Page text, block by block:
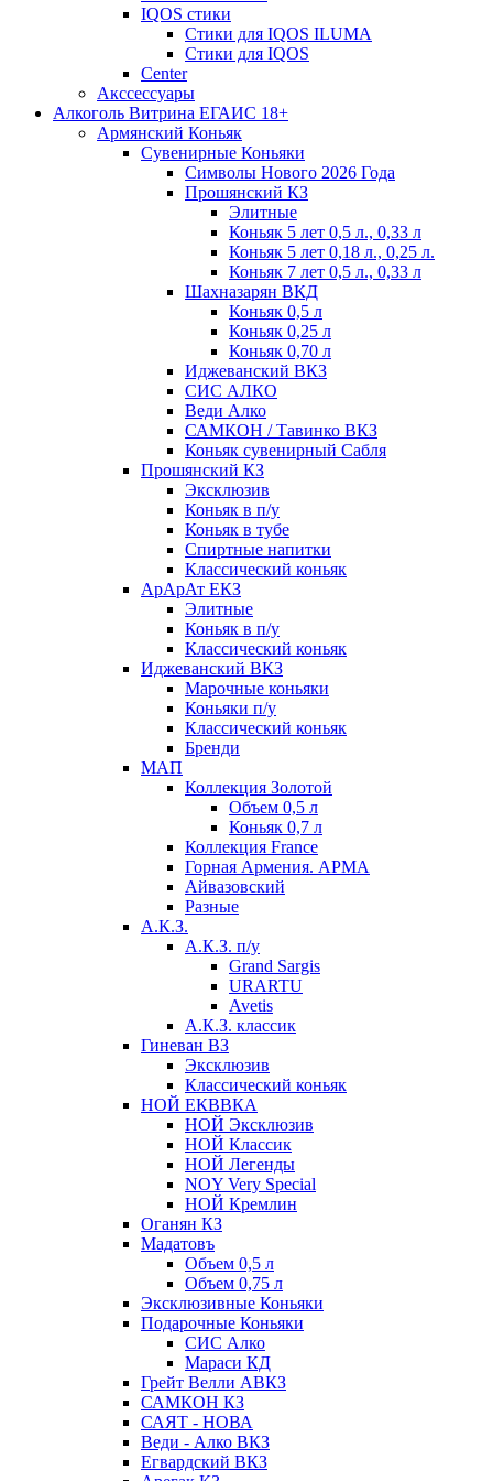
IQOS стики
Стики для IQOS ILUMA
Стики для IQOS
Сenter
Акссессуары
Алкоголь Витрина ЕГАИС 18+
Армянский Коньяк
Сувенирные Коньяки
Символы Нового 2026 Года
Прошянский КЗ
Элитные
Коньяк 5 лет 0,5 л., 0,33 л
Коньяк 5 лет 0,18 л., 0,25 л.
Коньяк 7 лет 0,5 л., 0,33 л
Шахназарян ВКД
Коньяк 0,5 л
Коньяк 0,25 л
Коньяк 0,70 л
Иджеванский ВКЗ
СИС АЛКО
Веди Алко
САМКОН / Тавинко ВКЗ
Коньяк сувенирный Сабля
Прошянский КЗ
Эксклюзив
Коньяк в п/у
Коньяк в тубе
Спиртные напитки
Классический коньяк
АрАрАт ЕКЗ
Элитные
Коньяк в п/у
Классический коньяк
Иджеванский ВКЗ
Марочные коньяки
Коньяки п/у
Классический коньяк
Бренди
МАП
Коллекция Золотой
Объем 0,5 л
Коньяк 0,7 л
Коллекция France
Горная Армения. АРМА
Айвазовский
Разные
А.К.З.
А.К.З. п/у
Grand Sargis
URARTU
Avetis
А.К.З. классик
Гиневан ВЗ
Эксклюзив
Классический коньяк
НОЙ ЕКВВКА
НОЙ Эксклюзив
НОЙ Классик
НОЙ Легенды
NOY Very Speсial
НОЙ Кремлин
Оганян КЗ
Мадатовъ
Объем 0,5 л
Объем 0,75 л
Эксклюзивные Коньяки
Подарочные Коньяки
СИС Алко
Мараси КД
Грейт Велли АВКЗ
САМКОН КЗ
САЯТ - НОВА
Веди - Алко ВКЗ
Егвардский ВКЗ